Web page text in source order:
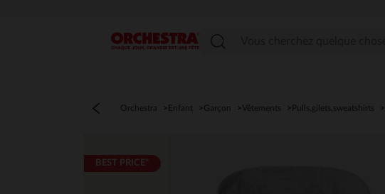
Menu
Orchestra Enfant Garçon Vêtements Pulls,gilets,sweatshirts
BEST PRICE*